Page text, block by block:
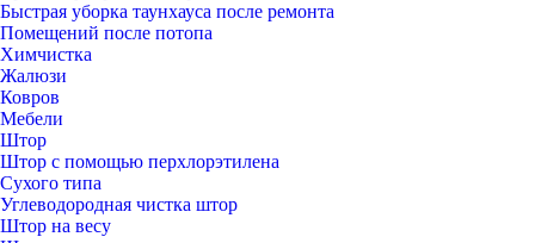
Быстрая уборка таунхауса после ремонта
Помещений после потопа
Химчистка
Жалюзи
Ковров
Мебели
Штор
Штор с помощью перхлорэтилена
Сухого типа
Углеводородная чистка штор
Штор на весу